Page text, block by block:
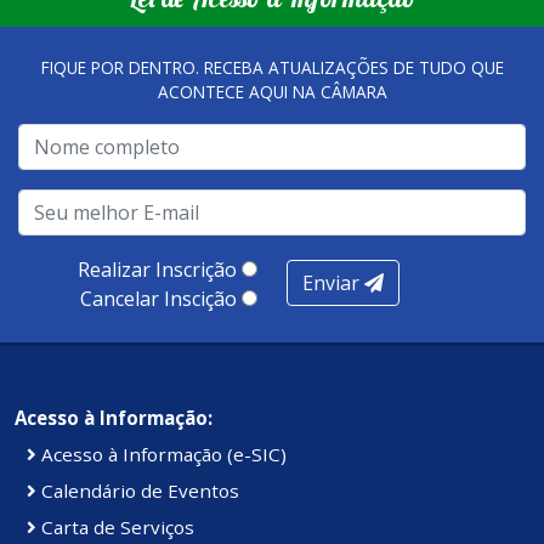
qualidade dos atendimentos prestados nesses espaços.
A metodologia de avaliação se concentra em 7 pilares:
qualidade no atendimento remoto, gestão, oferta /
realização de soluções, ambiente de negócios,
infraestrutura, presença digital e cobertura e
produtividade. Somados, todos as categorias totalizam
Kennedy.
FIQUE POR DENTRO. RECEBA ATUALIZAÇÕES DE TUDO QUE
ACONTECE AQUI NA CÂMARA
Realizar Inscrição
Cancelar Inscição
Enviar
Acesso à Informação:
Acesso à Informação (e-SIC)
Calendário de Eventos
Carta de Serviços